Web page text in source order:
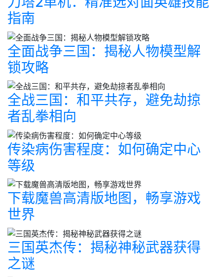
指南
全面战争三国：揭秘人物模型解
锁攻略
全战三国：和平共存，避免劫掠
者乱拳相向
传染病伤害程度：如何确定中心
等级
下载魔兽高清版地图，畅享游戏
世界
三国英杰传：揭秘神秘武器获得
之谜